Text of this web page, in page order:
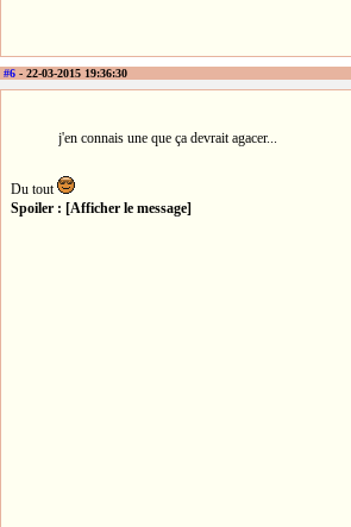
#6 - 22-03-2015 19:36:30
j'en connais une que ça devrait agacer...
Du tout
Spoiler : [Afficher le message]